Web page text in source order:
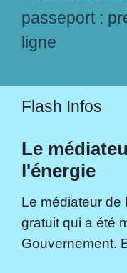
passeport :
ligne
Flash Infos
Le
l'énergie
Le médiateur de
gratuit qui a été
Gouvernement.